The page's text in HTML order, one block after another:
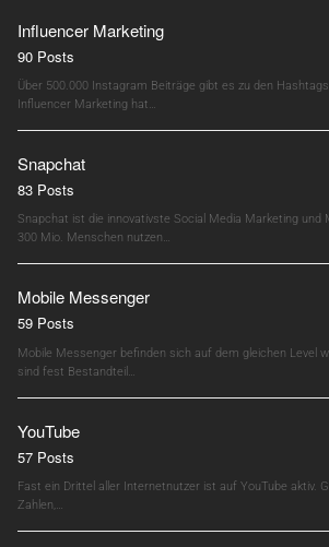
Influencer Marketing
90 Posts
Über 500.000 Instagram Beiträge gibt es zu den
Influencer Marketing hat…
Snapchat
83 Posts
Snapchat ist die innovativste Social Media Marketing
300 Mio. Menschen nutzen…
Mobile Messenger
59 Posts
Mobile Messenger befinden sich auf dem gleichen Level
sind fest Bestandteil…
YouTube
57 Posts
Fast ein Drittel aller Internetnutzer ist auf YouTube aktiv.
Zahlen,…